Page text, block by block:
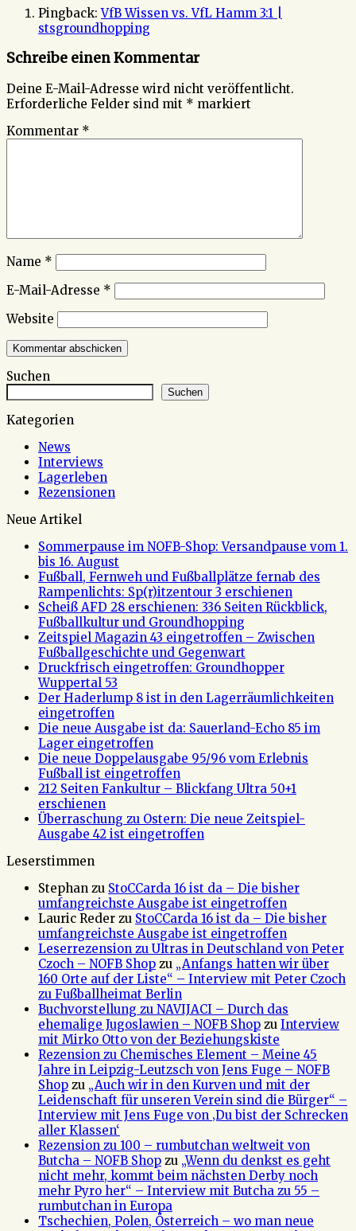
Pingback:VfB Wissen vs. VfL Hamm 3:1 |
stsgroundhopping
Schreibe einen Kommentar
Deine E-Mail-Adresse wird nicht veröffentlicht.
Erforderliche Felder sind mit * markiert
Kommentar *
Name *
E-Mail-Adresse *
Website
Suchen
Suchen
Kategorien
News
Interviews
Lagerleben
Rezensionen
Neue Artikel
Sommerpause im NOFB-Shop: Versandpause vom 1.
bis 16. August
Fußball, Fernweh und Fußballplätze fernab des
Rampenlichts: Sp(r)itzentour 3 erschienen
Scheiß AFD 28 erschienen: 336 Seiten Rückblick,
Fußballkultur und Groundhopping
Zeitspiel Magazin 43 eingetroffen – Zwischen
Fußballgeschichte und Gegenwart
Druckfrisch eingetroffen: Groundhopper
Wuppertal 53
Der Haderlump 8 ist in den Lagerräumlichkeiten
eingetroffen
Die neue Ausgabe ist da: Sauerland-Echo 85 im
Lager eingetroffen
Die neue Doppelausgabe 95/96 vom Erlebnis
Fußball ist eingetroffen
212 Seiten Fankultur – Blickfang Ultra 50+1
erschienen
Überraschung zu Ostern: Die neue Zeitspiel-
Ausgabe 42 ist eingetroffen
Leserstimmen
Stephan zu StoCCarda 16 ist da – Die bisher
umfangreichste Ausgabe ist eingetroffen
Lauric Reder zu StoCCarda 16 ist da – Die bisher
umfangreichste Ausgabe ist eingetroffen
Leserrezension zu Ultras in Deutschland von Peter
Czoch – NOFB Shop zu „Anfangs hatten wir über
160 Orte auf der Liste“ – Interview mit Peter Czoch
zu Fußballheimat Berlin
Buchvorstellung zu NAVIJACI – Durch das
ehemalige Jugoslawien – NOFB Shop zu Interview
mit Mirko Otto von der Beziehungskiste
Rezension zu Chemisches Element – Meine 45
Jahre in Leipzig-Leutzsch von Jens Fuge – NOFB
Shop zu „Auch wir in den Kurven und mit der
Leidenschaft für unseren Verein sind die Bürger“ –
Interview mit Jens Fuge von ‚Du bist der Schrecken
aller Klassen‘
Rezension zu 100 – rumbutchan weltweit von
Butcha – NOFB Shop zu „Wenn du denkst es geht
nicht mehr, kommt beim nächsten Derby noch
mehr Pyro her“ – Interview mit Butcha zu 55 –
rumbutchan in Europa
Tschechien, Polen, Österreich – wo man neue